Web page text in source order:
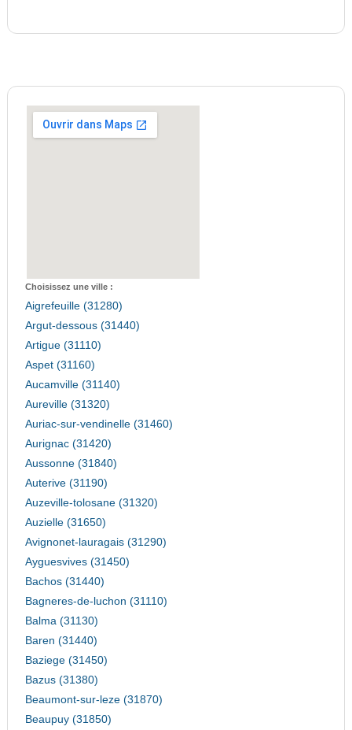
Choisissez une ville :
Aigrefeuille (31280)
Argut-dessous (31440)
Artigue (31110)
Aspet (31160)
Aucamville (31140)
Aureville (31320)
Auriac-sur-vendinelle (31460)
Aurignac (31420)
Aussonne (31840)
Auterive (31190)
Auzeville-tolosane (31320)
Auzielle (31650)
Avignonet-lauragais (31290)
Ayguesvives (31450)
Bachos (31440)
Bagneres-de-luchon (31110)
Balma (31130)
Baren (31440)
Baziege (31450)
Bazus (31380)
Beaumont-sur-leze (31870)
Beaupuy (31850)